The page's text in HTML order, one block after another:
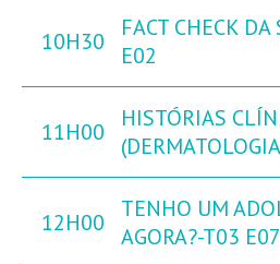
10H30
FACT CHECK
E02
11H00
HISTÓRIAS
12H00
TENHO UM
AGORA?-T03 E07